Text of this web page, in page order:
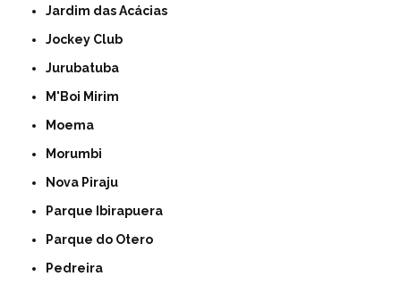
Jardim das Acácias
Jockey Club
Jurubatuba
M'Boi Mirim
Moema
Morumbi
Nova Piraju
Parque Ibirapuera
Parque do Otero
Pedreira